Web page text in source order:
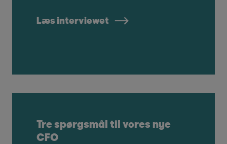
Læs interviewet
Tre spørgsmål til vores nye
CFO